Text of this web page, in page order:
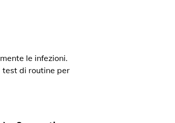
le infezioni.
test di routine per